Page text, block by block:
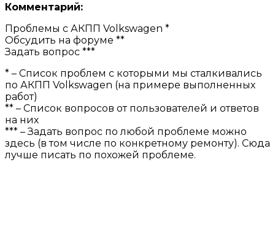
Комментарий:
Проблемы с АКПП Volkswagen *
Обсудить на форуме **
Задать вопрос ***
* – Список проблем с которыми мы сталкивались
по АКПП Volkswagen (на примере выполненных
работ)
** – Список вопросов от пользователей и ответов
на них
*** – Задать вопрос по любой проблеме можно
здесь (в том числе по конкретному ремонту). Сюда
лучше писать по похожей проблеме.